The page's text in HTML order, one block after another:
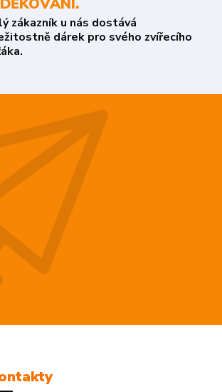
zákazník u nás dostává
dárek pro svého zvířecího